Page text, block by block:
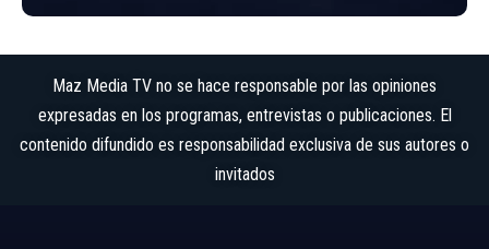
Maz Media TV no se hace responsable por las opiniones
expresadas en los programas, entrevistas o publicaciones. El
contenido difundido es responsabilidad exclusiva de sus autores o
invitados